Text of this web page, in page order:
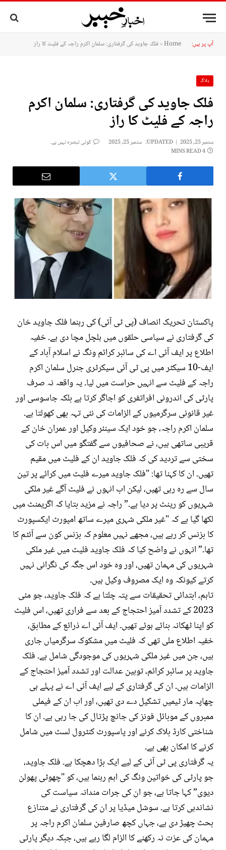
آپ پر ہیں: Home
»فلک جاوید کی گرفتاری: سلمان اکرم راجہ کے فلیٹ کا راز
بلاگ
فلک جاوید کی گرفتاری: سلمان اکرم
راجہ کے فلیٹ کا راز
ستمبر 25, 2025 UPDATED: ستمبر 25, 2025
کوئی تبصرہ نہیں ہے۔
4 MINS READ
پاکستان تحریک انصاف (پی ٹی آئی) کی رہنما فلک جاوید خان
کی گرفتاری نے سیاسی حلقوں میں ہلچل مچا دی ہے۔ خفیہ
اطلاع پر ایف آئی اے کی سائبر کرائم ونگ نے اسلام آباد کے
ایف-10 سیکٹر میں پی ٹی آئی سیکرٹری جنرل سلمان اکرم
راجہ کے فلیٹ سے انہیں حراست میں لیا۔ یہ واقعہ نہ صرف
پارٹی کی اندرونی افراتفری کو اجاگر کرتا ہے بلکہ جاسوسی اور
غیر قانونی سرگرمیوں کے الزامات کی نئی تہہ بھی کھولتا ہے۔
سلمان اکرم راجہ، جو خود ایک سینئر وکیل اور عمران خان کے
قریبی ساتھی ہیں، نے صحافیوں سے گفتگو میں اس بات کی
سختی سے تردید کی کہ فلک جاوید ان کے فلیٹ میں مقیم
تھیں۔ ان کا کہنا تھا: "فلک جاوید میرے فلیٹ میں کرائے پر تین
سال سے رہ رہی تھیں، لیکن اب انہوں نے فلیٹ آگے غیر ملکی
شہریوں کو رینٹ پر دیا ہے۔” راجہ نے مزید بتایا کہ اگریمنٹ میں
لکھا گیا ہے کہ "غیر ملکی شہری میرے ساتھ امپورٹ ایکسپورٹ
کا بزنس کر رہے ہیں، مجھے نہیں معلوم کہ بزنس کون سے آئٹم کا
تھا۔” انہوں نے واضح کیا کہ فلک جاوید فلیٹ میں غیر ملکی
شہریوں کی مہمان تھیں، اور وہ خود اس جگہ کی نگرانی نہیں
کرتے کیونکہ وہ ایک مصروف وکیل ہیں۔
تاہم، ابتدائی تحقیقات سے پتہ چلتا ہے کہ فلک جاوید، جو مئی
2023 کے تشدد آمیز احتجاج کے بعد سے فراری تھیں، اس فلیٹ
کو اپنا ٹھکانہ بنائے ہوئے تھیں۔ ایف آئی اے ذرائع کے مطابق،
خفیہ اطلاع ملی تھی کہ فلیٹ میں مشکوک سرگرمیاں جاری
ہیں، جن میں غیر ملکی شہریوں کی موجودگی شامل ہے۔ فلک
جاوید پر سائبر کرائم، توہین عدالت اور تشدد آمیز احتجاج کے
الزامات ہیں۔ ان کی گرفتاری کے لیے ایف آئی اے نے پہلے ہی
چھاپہ مار ٹیمیں تشکیل دے دی تھیں، اور اب ان کے فیملی
ممبروں کے موبائل فونز کی جانچ پڑتال کی جا رہی ہے۔ ان کا
شناختی کارڈ بلاک کرنے اور پاسپورٹ کنٹرول لسٹ میں شامل
کرنے کا امکان بھی ہے۔
یہ گرفتاری پی ٹی آئی کے لیے ایک بڑا دھچکا ہے۔ فلک جاوید،
جو پارٹی کی خواتین ونگ کی اہم رہنما ہیں، کو "چھوٹی پھولن
دیوی” کہا جاتا ہے، جو ان کی جرات مندانہ سیاست کی
نشاندہی کرتا ہے۔ سوشل میڈیا پر ان کی گرفتاری نے متنازع
بحث چھیڑ دی ہے، جہاں کچھ صارفین سلمان اکرم راجہ پر
مہمان کی عزت نہ رکھنے کا الزام لگا رہے ہیں، جبکہ دیگر پارٹی